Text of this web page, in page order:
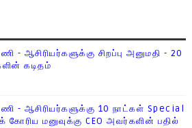
- ஆசிரியர்களுக்கு சிறப்பு அனுமதி - 20
கடிதம்
- ஆசிரியர்களுக்கு 10 நாட்கள் Special
கோரிய மனுவுக்கு CEO அவர்களின் பதில்